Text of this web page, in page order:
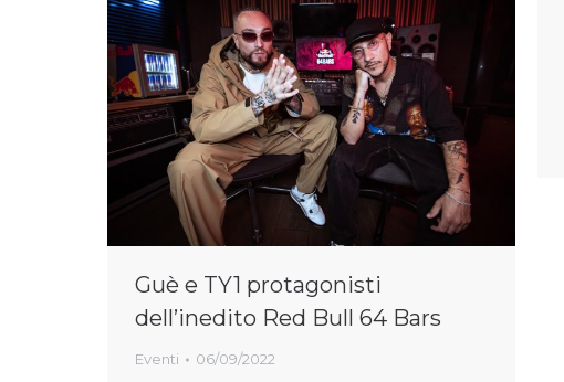
Guè e TY1 protagonisti
dell’inedito Red Bull 64 Bars
Eventi 06/09/2022